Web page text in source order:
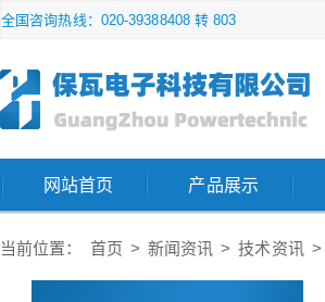
全国咨询热线：020-39388408 转 803
网站首页 产品展示
当前位置： 首页 > 新闻资讯 > 技术资讯 >